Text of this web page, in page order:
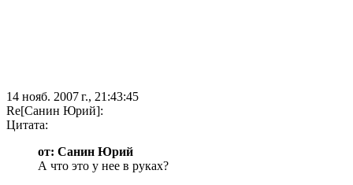
14 нояб. 2007 г., 21:43:45
Re[Санин Юрий]:
Цитата:
от: Санин Юрий
А что это у нее в руках?